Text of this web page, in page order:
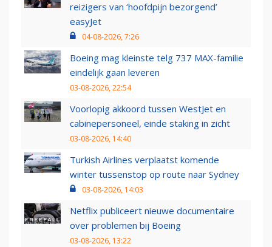
reizigers van ‘hoofdpijn bezorgend’
easyJet
04-08-2026, 7:26
Boeing mag kleinste telg 737 MAX-familie
eindelijk gaan leveren
03-08-2026, 22:54
Voorlopig akkoord tussen WestJet en
cabinepersoneel, einde staking in zicht
03-08-2026, 14:40
Turkish Airlines verplaatst komende
winter tussenstop op route naar Sydney
03-08-2026, 14:03
Netflix publiceert nieuwe documentaire
over problemen bij Boeing
03-08-2026, 13:22